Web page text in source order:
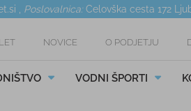
Poslovalnica: Celovška cesta 172
NOVICE O PODJETJU
VODNI ŠPORTI